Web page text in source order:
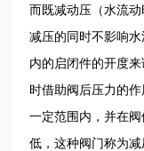
而既减动压（水流
减压的同时不影响
内的启闭件的开度
时借助阀后压力的
一定范围内，并在
低，这种阀门称为